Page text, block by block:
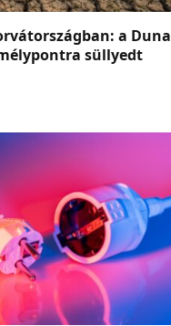
a Duna
süllyedt